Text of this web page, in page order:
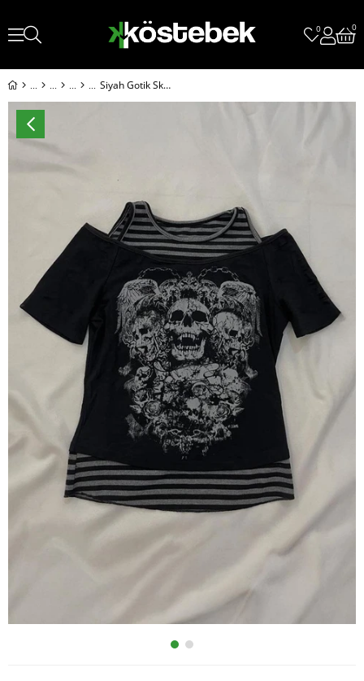
0 0
Siyah Gotik Skulls Y2K Ek Çizgili Askılı Kısa Kollu Crop